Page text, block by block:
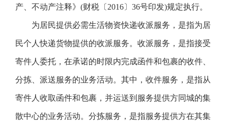
产、不动产注释》 (财税〔 2016〕 36号印发)规定执行。
为居民提供必需生活物资快递收派服务，是指为居
民个人快递货物提供的收派服务。收派服务，是指接受
寄件人委托，在承诺的时限内完成函件和包裹的收件、
分拣、派送服务的业务活动。其中，收件服务，是指从
寄件人收取函件和包裹，并运送到服务提供方同城的集
散中心的业务活动。分拣服务，是指服务提供方在其集